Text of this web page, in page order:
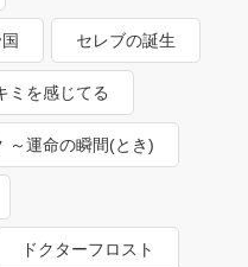
セレブの誕生
ミを感じてる
～運命の瞬間(とき)
ドクターフロスト